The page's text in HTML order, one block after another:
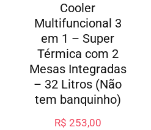
Cooler
Multifuncional 3
em 1 – Super
Térmica com 2
Mesas Integradas
– 32 Litros (Não
tem banquinho)
R$ 253,00